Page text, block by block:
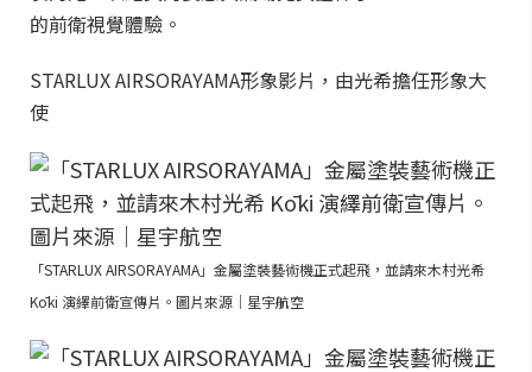
的前衛視覺體驗。
STARLUX AIRSORAYAMA形象影片，由光希擔任形象大
使
「STARLUX AIRSORAYAMA」金屬塗裝藝術機正式起飛，並請來木村光希
Kōki 演繹前衛宣傳片。圖片來源｜星宇航空